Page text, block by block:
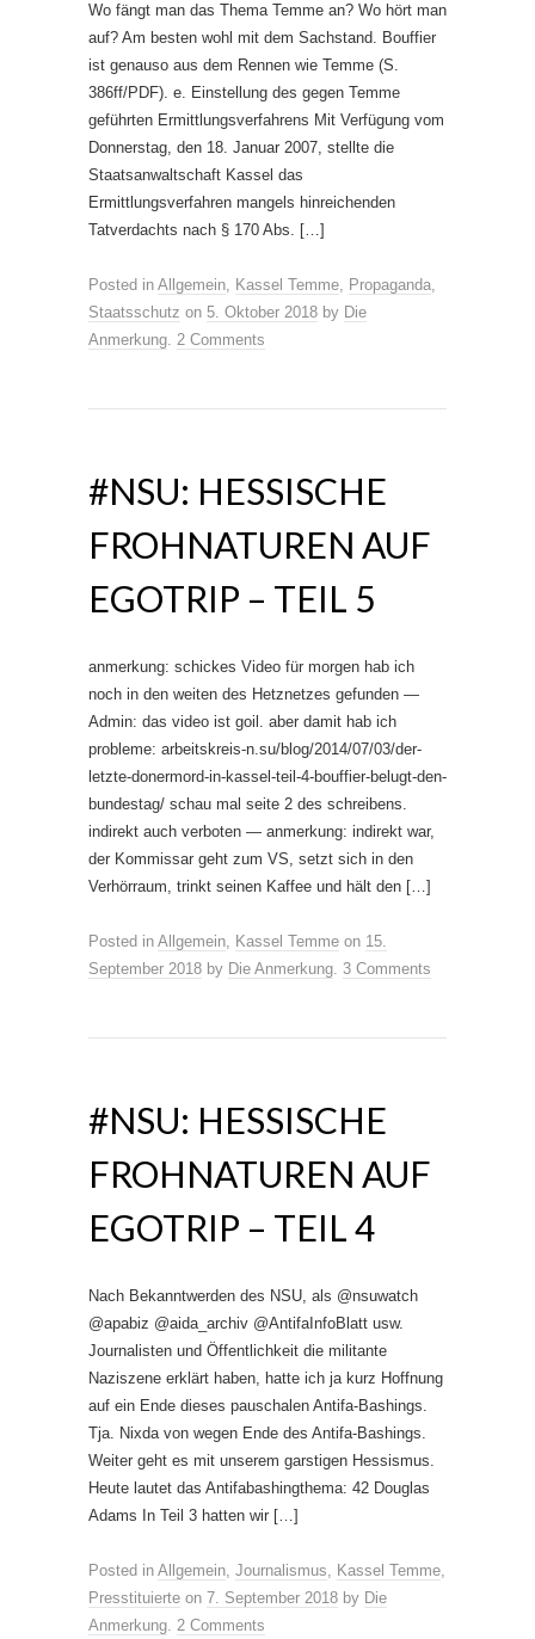
Wo fängt man das Thema Temme an? Wo hört man
auf? Am besten wohl mit dem Sachstand. Bouffier
ist genauso aus dem Rennen wie Temme (S.
386ff/PDF). e. Einstellung des gegen Temme
geführten Ermittlungsverfahrens Mit Verfügung vom
Donnerstag, den 18. Januar 2007, stellte die
Staatsanwaltschaft Kassel das
Ermittlungsverfahren mangels hinreichenden
Tatverdachts nach § 170 Abs. […]
Posted in Allgemein, Kassel Temme, Propaganda,
Staatsschutz on 5. Oktober 2018 by Die
Anmerkung. 2 Comments
#NSU: HESSISCHE
FROHNATUREN AUF
EGOTRIP – TEIL 5
anmerkung: schickes Video für morgen hab ich
noch in den weiten des Hetznetzes gefunden —
Admin: das video ist goil. aber damit hab ich
probleme: arbeitskreis-n.su/blog/2014/07/03/der-
letzte-donermord-in-kassel-teil-4-bouffier-belugt-den-
bundestag/ schau mal seite 2 des schreibens.
indirekt auch verboten — anmerkung: indirekt war,
der Kommissar geht zum VS, setzt sich in den
Verhörraum, trinkt seinen Kaffee und hält den […]
Posted in Allgemein, Kassel Temme on 15.
September 2018 by Die Anmerkung. 3 Comments
#NSU: HESSISCHE
FROHNATUREN AUF
EGOTRIP – TEIL 4
Nach Bekanntwerden des NSU, als @nsuwatch
@apabiz @aida_archiv @AntifaInfoBlatt usw.
Journalisten und Öffentlichkeit die militante
Naziszene erklärt haben, hatte ich ja kurz Hoffnung
auf ein Ende dieses pauschalen Antifa-Bashings.
Tja. Nixda von wegen Ende des Antifa-Bashings.
Weiter geht es mit unserem garstigen Hessismus.
Heute lautet das Antifabashingthema: 42 Douglas
Adams In Teil 3 hatten wir […]
Posted in Allgemein, Journalismus, Kassel Temme,
Presstituierte on 7. September 2018 by Die
Anmerkung. 2 Comments